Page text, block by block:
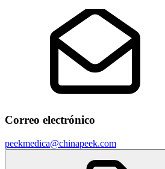
Correo electrónico
peekmedica@chinapeek.com